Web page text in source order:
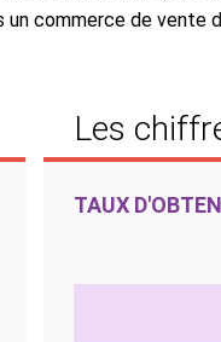
un commerce de vente
Les
TAUX